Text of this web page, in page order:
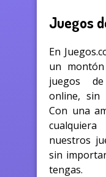
Juegos
En
un
juegos
online, sin
Con una
nuestros
sin
tengas.